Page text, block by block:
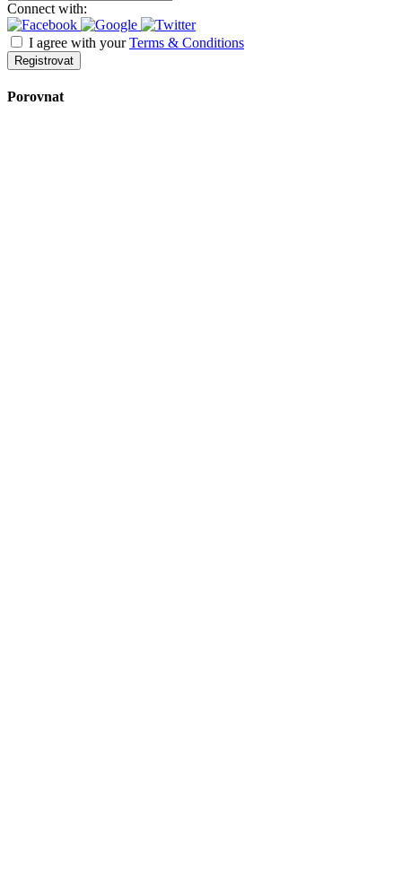
Connect with:
I agree with yourTerms & Conditions
Registrovat
Porovnat